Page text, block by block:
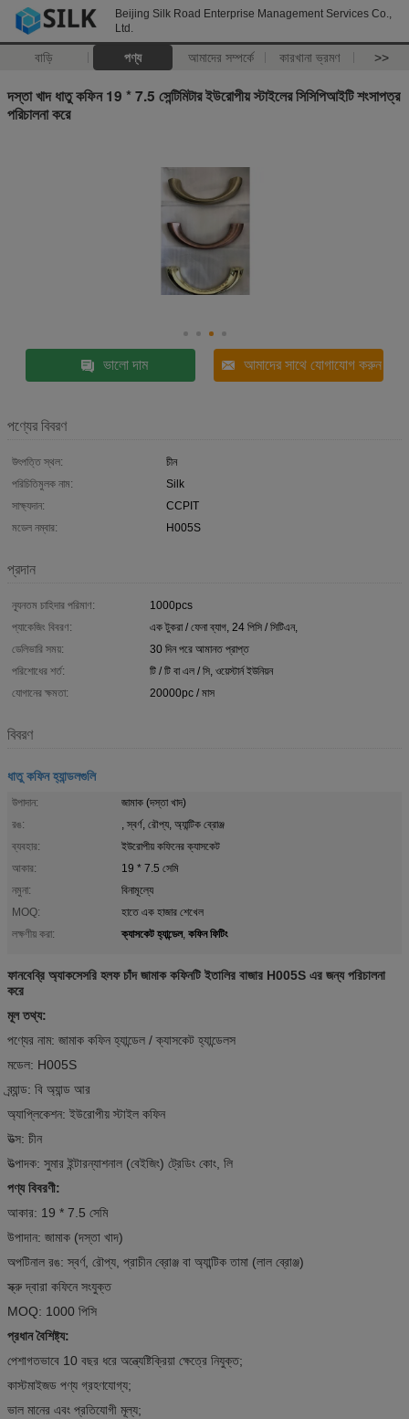
Beijing Silk Road Enterprise Management Services Co.,
Ltd.
বাড়ি পণ্য আমাদের সম্পর্কে কারখানা ভ্রমণ >>
দস্তা খাদ ধাতু কফিন 19 * 7.5 সেন্টিমিটার ইউরোপীয় স্টাইলের সিসিপিআইটি শংসাপত্র
পরিচালনা করে
ভালো দাম আমাদের সাথে যোগাযোগ করুন
পণ্যের বিবরণ
উৎপত্তি স্থল:
চীন
পরিচিতিমুলক নাম:
Silk
সাক্ষ্যদান:
CCPIT
মডেল নম্বার:
H005S
প্রদান
ন্যূনতম চাহিদার পরিমাণ:
1000pcs
প্যাকেজিং বিবরণ:
এক টুকরা / ফেনা ব্যাগ, 24 পিসি / সিটিএন,
ডেলিভারি সময়:
30 দিন পরে আমানত প্রাপ্ত
পরিশোধের শর্ত:
টি / টি বা এল / সি, ওয়েস্টার্ন ইউনিয়ন
যোগানের ক্ষমতা:
20000pc / মাস
বিবরণ
ধাতু কফিন হ্যান্ডলগুলি
উপাদান:
জামাক (দস্তা খাদ)
রঙ:
, স্বর্ণ, রৌপ্য, অ্যান্টিক ব্রোঞ্জ
ব্যবহার:
ইউরোপীয় কফিনের ক্যাসকেট
আকার:
19 * 7.5 সেমি
নমুনা:
বিনামূল্যে
MOQ:
হাতে এক হাজার শেখেল
লক্ষণীয় করা:
ক্যাসকেট হ্যান্ডেল, কফিন ফিটিং
ফানবেব্রি অ্যাকসেসরি হলফ চাঁদ জামাক কফিনটি ইতালির বাজার H005S এর জন্য পরিচালনা
করে
মূল তথ্য:
পণ্যের নাম: জামাক কফিন হ্যান্ডেল / ক্যাসকেট হ্যান্ডেলস
মডেল: H005S
ব্র্যান্ড: বি অ্যান্ড আর
অ্যাপ্লিকেশন: ইউরোপীয় স্টাইল কফিন
উত্স: চীন
উত্পাদক: সুমার ইন্টারন্যাশনাল (বেইজিং) ট্রেডিং কোং, লি
পণ্য বিবরণী:
আকার: 19 * 7.5 সেমি
উপাদান: জামাক (দস্তা খাদ)
অপটিনাল রঙ: স্বর্ণ, রৌপ্য, প্রাচীন ব্রোঞ্জ বা অ্যান্টিক তামা (লাল ব্রোঞ্জ)
স্ক্রু দ্বারা কফিনে সংযুক্ত
MOQ: 1000 পিসি
প্রধান বৈশিষ্ট্য:
পেশাগতভাবে 10 বছর ধরে অন্ত্যেষ্টিক্রিয়া ক্ষেত্রে নিযুক্ত;
কাস্টমাইজড পণ্য গ্রহণযোগ্য;
ভাল মানের এবং প্রতিযোগী মূল্য;